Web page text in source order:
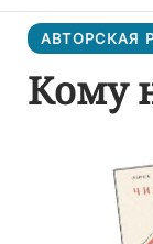
АВТОРСКАЯ
Кому